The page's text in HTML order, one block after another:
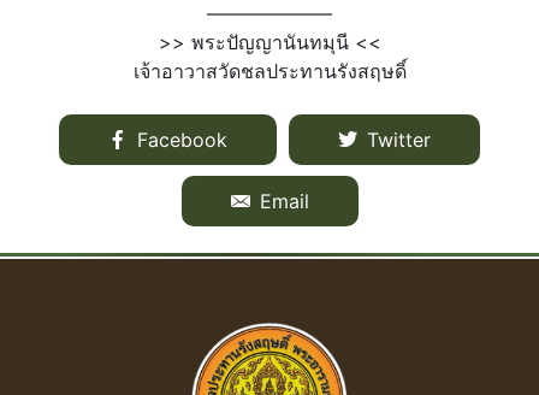
——————–
>> พระปัญญานันทมุนี <<
เจ้าอาวาสวัดชลประทานรังสฤษดิ์
Facebook Twitter
Email